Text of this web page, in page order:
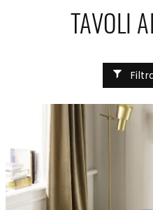
TAVOLI